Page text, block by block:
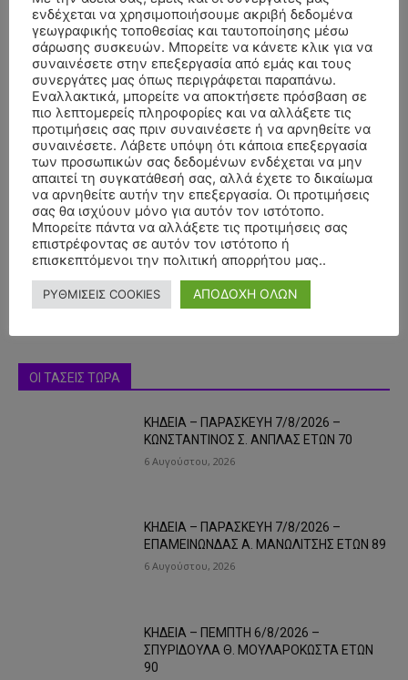
- Advertisment -
ΟΙ ΤΑΣΕΙΣ ΤΩΡΑ
ΚΗΔΕΙΑ – ΠΑΡΑΣΚΕΥΗ 7/8/2026 –
ΚΩΝΣΤΑΝΤΙΝΟΣ Σ. ΑΝΠΛΑΣ ΕΤΩΝ 70
6 Αυγούστου, 2026
ΚΗΔΕΙΑ – ΠΑΡΑΣΚΕΥΗ 7/8/2026 –
ΕΠΑΜΕΙΝΩΝΔΑΣ Α. ΜΑΝΩΛΙΤΣΗΣ ΕΤΩΝ 89
6 Αυγούστου, 2026
ΚΗΔΕΙΑ – ΠΕΜΠΤΗ 6/8/2026 –
ΣΠΥΡΙΔΟΥΛΑ Θ. ΜΟΥΛΑΡΟΚΩΣΤΑ ΕΤΩΝ
90
ενδέχεται να χρησιμοποιήσουμε ακριβή δεδομένα
γεωγραφικής τοποθεσίας και ταυτοποίησης μέσω
σάρωσης συσκευών. Μπορείτε να κάνετε κλικ για να
συναινέσετε στην επεξεργασία από εμάς και τους
συνεργάτες μας όπως περιγράφεται παραπάνω.
Εναλλακτικά, μπορείτε να αποκτήσετε πρόσβαση σε
πιο λεπτομερείς πληροφορίες και να αλλάξετε τις
προτιμήσεις σας πριν συναινέσετε ή να αρνηθείτε να
συναινέσετε. Λάβετε υπόψη ότι κάποια επεξεργασία
των προσωπικών σας δεδομένων ενδέχεται να μην
απαιτεί τη συγκατάθεσή σας, αλλά έχετε το δικαίωμα
να αρνηθείτε αυτήν την επεξεργασία. Οι προτιμήσεις
σας θα ισχύουν μόνο για αυτόν τον ιστότοπο.
Μπορείτε πάντα να αλλάξετε τις προτιμήσεις σας
επιστρέφοντας σε αυτόν τον ιστότοπο ή
επισκεπτόμενοι την πολιτική απορρήτου μας..
ΡΥΘΜΙΣΕΙΣ COOKIES ΑΠΟΔΟΧΗ ΟΛΩΝ